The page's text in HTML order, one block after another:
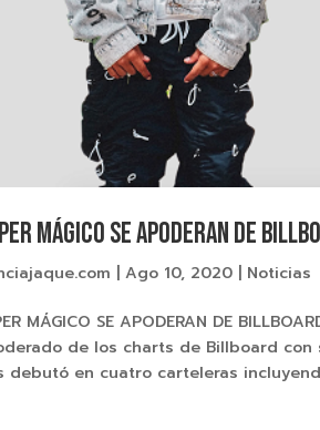
MÁGICO SE APODERAN DE
|Ago 10, 2020 Noticias
MÁGICO SE APODERAN DE
de los charts de Billboard
debutó en cuatro carteleras